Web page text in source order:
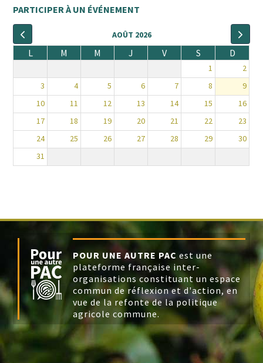
PARTICIPER À UN ÉVÉNEMENT
AOÛT 2026
L M M J V S D
1
2
3
4 5 6 7 8
9
10
11 12 13 14 15
16
17
18 19 20 21 22
23
24
25 26 27 28 29
30
31
POUR UNE AUTRE PAC est une
plateforme française inter-
organisations constituant un espace
commun de réflexion et d'action, en
vue de la refonte de la politique
agricole commune.